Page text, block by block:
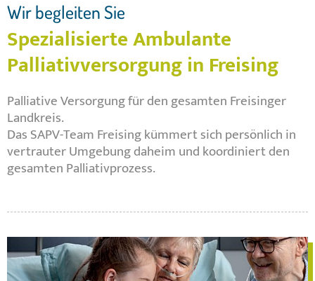
Wir begleiten Sie
Spezialisierte Ambulante
Palliativversorgung in Freising
Palliative Versorgung für den gesamten Freisinger
Landkreis.
Das SAPV-Team Freising kümmert sich persönlich in
vertrauter Umgebung daheim und koordiniert den
gesamten Palliativprozess.